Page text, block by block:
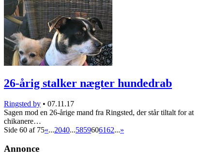
26-årig stalker nægter hundedrab
Ringsted by • 07.11.17
Sagen mod en 26-årige mand fra Ringsted, der står tiltalt for at
chikanere…
Side 60 af 75«...2040...5859606162...»
Annonce